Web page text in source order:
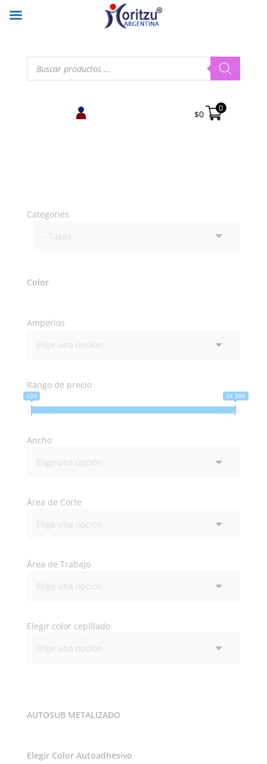
Búsqueda
productos
$0
0
Categories
Color
Amperios
Rango de precio
120 14 390
Ancho
Área de Corte
Área de Trabajo
Elegir color cepillado
AUTOSUB METALIZADO
Elegir Color Autoadhesivo